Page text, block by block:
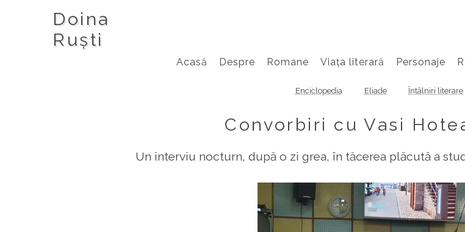
Doina
Ruști
Acasă Despre Romane Viața literară Personaje
Enciclopedia Eliade Întâlniri literare
Convorbiri cu Vasi
Un interviu nocturn, după o zi grea, în tăcerea plăcută a